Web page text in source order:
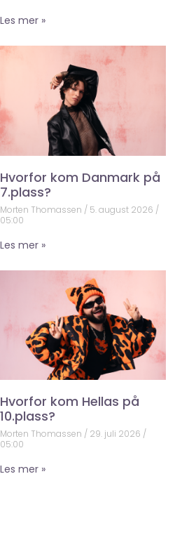
Les mer »
Hvorfor kom Danmark på
7.plass?
Morten Thomassen
5. august 2026
05:00
Les mer »
Hvorfor kom Hellas på
10.plass?
Morten Thomassen
29. juli 2026
05:00
Les mer »